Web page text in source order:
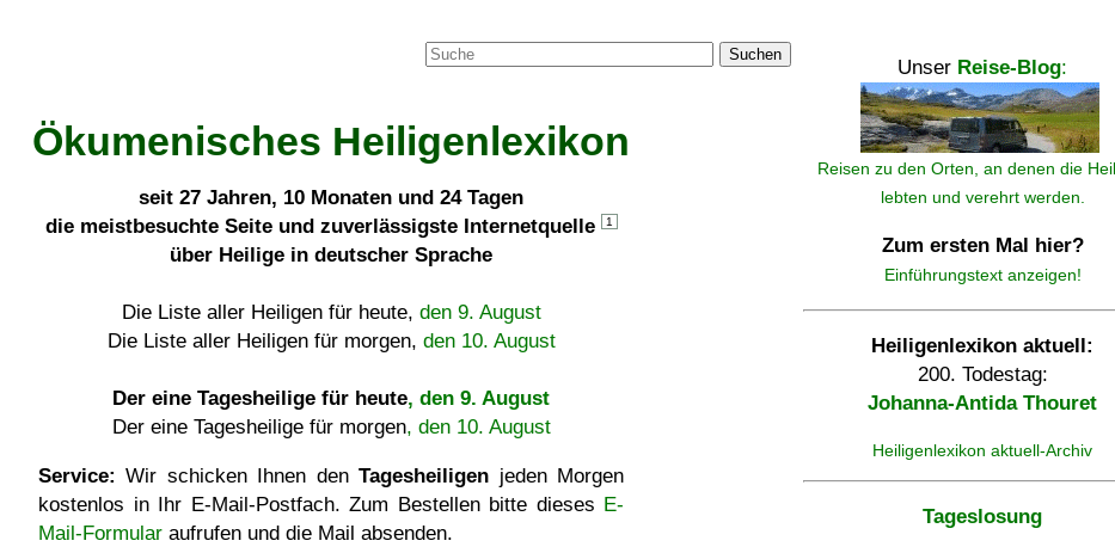
Suchen
Ökumenisches Heiligenlexikon
seit 27 Jahren, 10 Monaten und 24 Tagen
die meistbesuchte Seite und zuverlässigste Internetquelle
1
über Heilige in deutscher Sprache
Die Liste aller Heiligen für heute, den 9. August
Die Liste aller Heiligen für morgen, den 10. August
Der eine Tagesheilige für heute, den 9. August
Der eine Tagesheilige für morgen, den 10. August
Service: Wir schicken Ihnen denTagesheiligen jeden Morgen
kostenlos in Ihr E-Mail-Postfach. Zum Bestellen bitte dieses E-
Mail-Formular aufrufen und die Mail absenden.
Unser Reise-Blog:
Reisen zu den Orten, an denen die
lebten und verehrt werden.
Zum ersten Mal hier?
Einführungstext anzeigen!
Heiligenlexikon aktuell:
200. Todestag:
Johanna-Antida Thouret
Heiligenlexikon aktuell-Archiv
Tageslosung